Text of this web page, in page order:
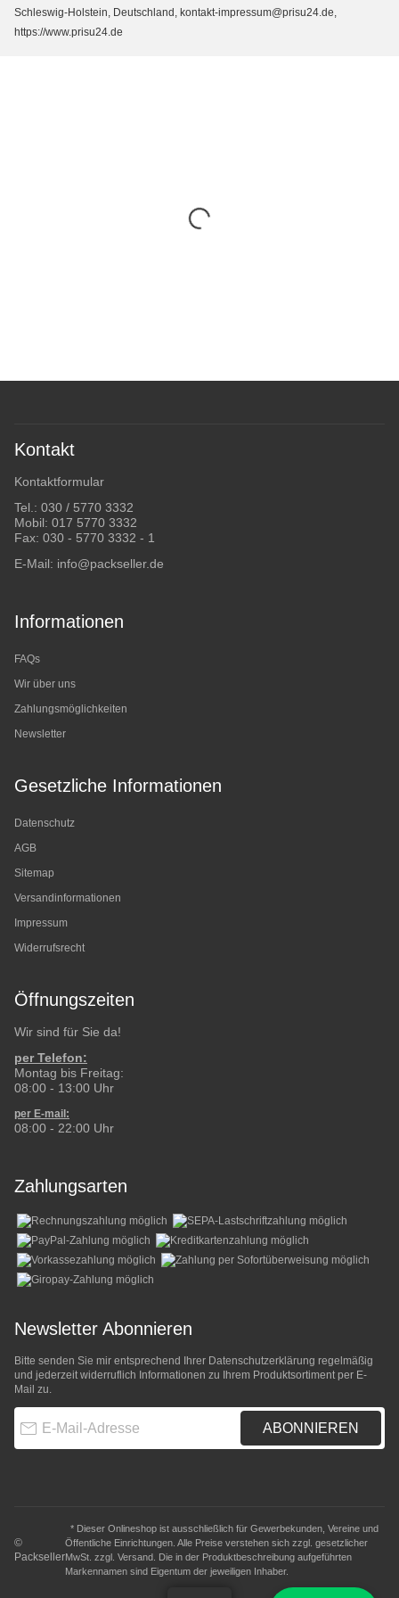
Schleswig-Holstein, Deutschland, kontakt-impressum@prisu24.de,
https://www.prisu24.de
Kontakt
Kontaktformular
Tel.: 030 / 5770 3332
Mobil: 017 5770 3332
Fax: 030 - 5770 3332 - 1
E-Mail: info@packseller.de
Informationen
FAQs
Wir über uns
Zahlungsmöglichkeiten
Newsletter
Gesetzliche Informationen
Datenschutz
AGB
Sitemap
Versandinformationen
Impressum
Widerrufsrecht
Öffnungszeiten
Wir sind für Sie da!
per Telefon:
Montag bis Freitag:
08:00 - 13:00 Uhr
per E-mail:
08:00 - 22:00 Uhr
Zahlungsarten
Newsletter Abonnieren
Bitte senden Sie mir entsprechend Ihrer Datenschutzerklärung regelmäßig
und jederzeit widerruflich Informationen zu Ihrem Produktsortiment per E-
Mail zu.
ABONNIEREN
©
Packseller
* Dieser Onlineshop ist ausschließlich für Gewerbekunden, Vereine und
Öffentliche Einrichtungen. Alle Preise verstehen sich zzgl. gesetzlicher
MwSt. zzgl. Versand . Die in der Produktbeschreibung aufgeführten
Markennamen sind Eigentum der jeweiligen Inhaber.